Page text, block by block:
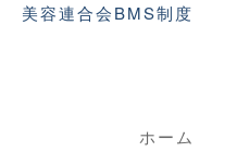
美容連合会BMS制度
ホーム